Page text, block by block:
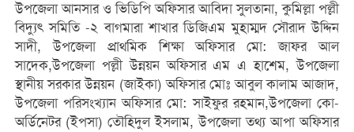
উপজেলা আনসার ও ভিডিপি অফিসার আবিদা সুলতানা, কুমিল্লা পল্লী
বিদ্যুৎ সমিতি -২ বাগমারা শাখার ডিজিএম মুহাম্মদ সৌরাদ উদ্দিন
সাদী, উপজেলা প্রাথমিক শিক্ষা অফিসার মো: জাফর আল
সাদেক,উপজেলা পল্লী উন্নয়ন অফিসার এম এ হাশেম, উপজেলা
স্থানীয় সরকার উন্নয়ন (জাইকা) অফিসার মোঃ আবুল কালাম আজাদ,
উপজেলা পরিসংখ্যান অফিসার মো: সাইফুর রহমান,উপজেলা কো-
অর্ডিনেটর (ইপসা) তৌহিদুল ইসলাম, উপজেলা তথ্য আপা অফিসার